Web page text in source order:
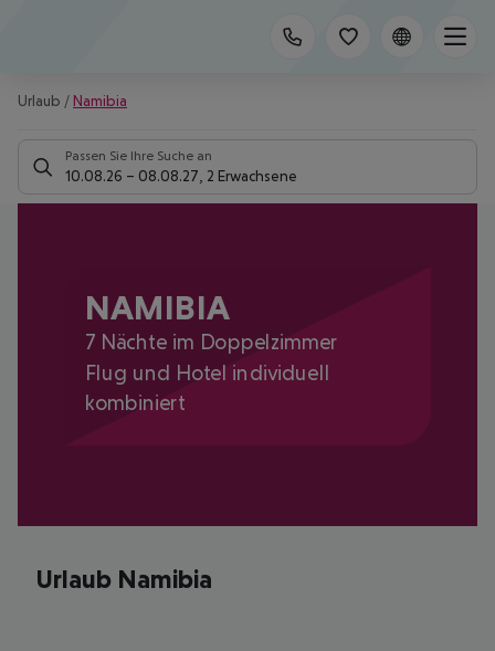
Urlaub / Namibia
Passen Sie Ihre Suche an
10.08.26 – 08.08.27 2 Erwachsene
NAMIBIA
7 Nächte im Doppelzimmer
Flug und Hotel individuell
kombiniert
Urlaub Namibia